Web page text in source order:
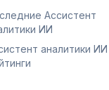
Ассистент
ИИ
аналитики ИИ